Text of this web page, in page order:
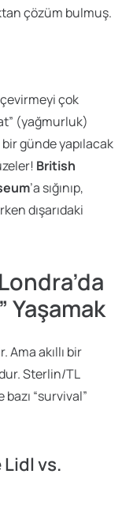
çözüm bulmuş.
çok
(yağmurluk)
günde yapılacak
British
’a sığınıp,
dışarıdaki
Yaşamak
Ama akıllı bir
Sterlin/TL
“survival”
Lidl vs.